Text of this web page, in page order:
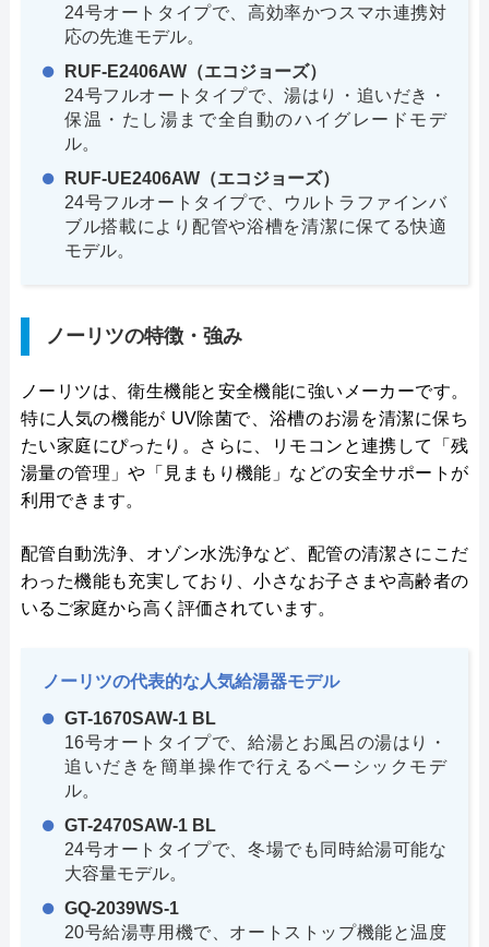
24号オートタイプで、高効率かつスマホ連携対
応の先進モデル。
RUF-E2406AW（エコジョーズ）
24号フルオートタイプで、湯はり・追いだき・
保温・たし湯まで全自動のハイグレードモデ
ル。
RUF-UE2406AW（エコジョーズ）
24号フルオートタイプで、ウルトラファインバ
ブル搭載により配管や浴槽を清潔に保てる快適
モデル。
ノーリツの特徴・強み
ノーリツは、衛生機能と安全機能に強いメーカーです。
特に人気の機能が UV除菌で、浴槽のお湯を清潔に保ち
たい家庭にぴったり。さらに、リモコンと連携して「残
湯量の管理」や「見まもり機能」などの安全サポートが
利用できます。
配管自動洗浄、オゾン水洗浄など、配管の清潔さにこだ
わった機能も充実しており、小さなお子さまや高齢者の
いるご家庭から高く評価されています。
ノーリツの代表的な人気給湯器モデル
GT-1670SAW-1 BL
16号オートタイプで、給湯とお風呂の湯はり・
追いだきを簡単操作で行えるベーシックモデ
ル。
GT-2470SAW-1 BL
24号オートタイプで、冬場でも同時給湯可能な
大容量モデル。
GQ-2039WS-1
20号給湯専用機で、オートストップ機能と温度